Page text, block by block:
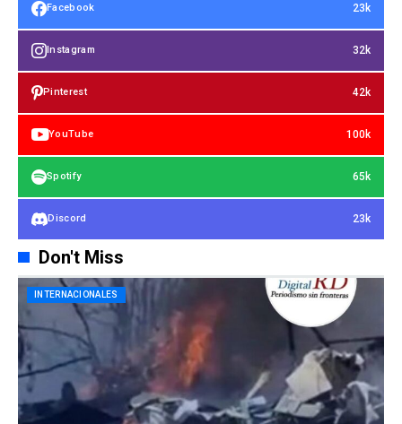
Facebook 23k
Instagram 32k
Pinterest 42k
YouTube 100k
Spotify 65k
Discord 23k
Don't Miss
INTERNACIONALES